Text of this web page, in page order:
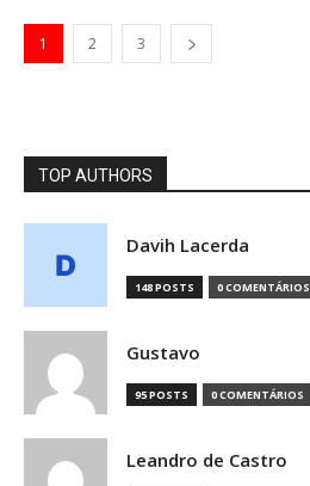
1 2 3
TOP AUTHORS
Davih Lacerda
148 POSTS 0 COMENTÁRIOS
Gustavo
95 POSTS 0 COMENTÁRIOS
Leandro de Castro